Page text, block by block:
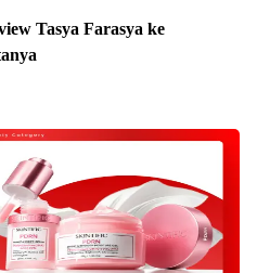
Tasya Farasya ke